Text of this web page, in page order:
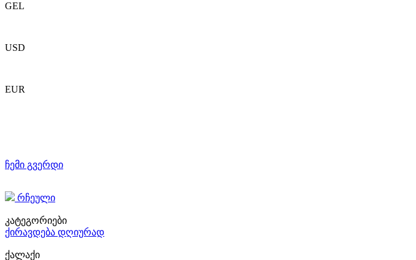
GEL
USD
EUR
ჩემი გვერდი
რჩეული
კატეგორიები
ქირავდება დღიურად
ქალაქი